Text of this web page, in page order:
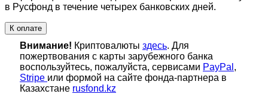
в Русфонд в течение четырех банковских дней.
К оплате
Внимание! Криптовалюты здесь. Для
пожертвования с карты зарубежного банка
воспользуйтесь, пожалуйста, сервисами PayPal ,
Stripe или формой на сайте фонда-партнера в
Казахстане rusfond.kz